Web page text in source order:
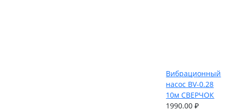
Вибрационный
насос BV-0.28
10м СВЕРЧОК
1990.00 ₽